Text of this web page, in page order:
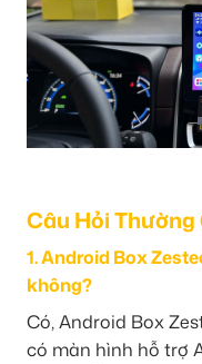
Câu Hỏi Thường
1. Android Box
không?
Có, Android Box
có màn hình hỗ trợ